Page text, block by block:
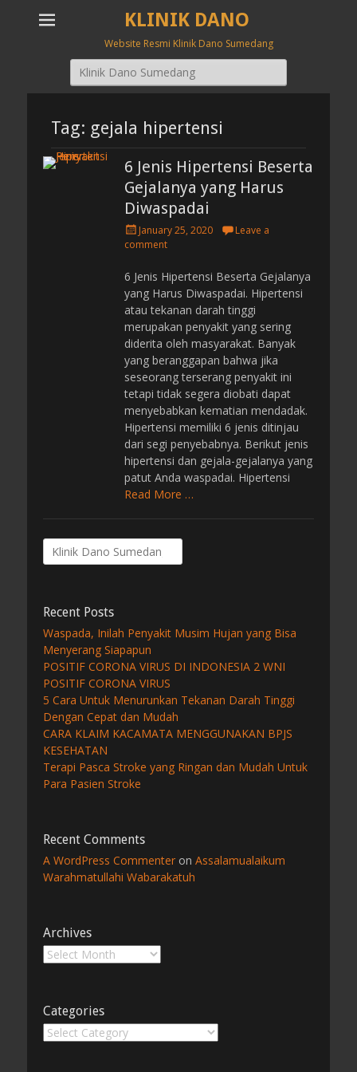
KLINIK DANO
Website Resmi Klinik Dano Sumedang
Search
for:
Tag: gejala hipertensi
6 Jenis Hipertensi Beserta
Gejalanya yang Harus
Diwaspadai
P
o
t
d
o
n
January 25, 2020
Leave a
comment
6 Jenis Hipertensi Beserta Gejalanya
yang Harus Diwaspadai. Hipertensi
atau tekanan darah tinggi
merupakan penyakit yang sering
diderita oleh masyarakat. Banyak
yang beranggapan bahwa jika
seseorang terserang penyakit ini
tetapi tidak segera diobati dapat
menyebabkan kematian mendadak.
Hipertensi memiliki 6 jenis ditinjau
dari segi penyebabnya. Berikut jenis
hipertensi dan gejala-gejalanya yang
patut Anda waspadai. Hipertensi
Read More …
Search
for:
Recent Posts
Waspada, Inilah Penyakit Musim Hujan yang Bisa
Menyerang Siapapun
POSITIF CORONA VIRUS DI INDONESIA 2 WNI
POSITIF CORONA VIRUS
5 Cara Untuk Menurunkan Tekanan Darah Tinggi
Dengan Cepat dan Mudah
CARA KLAIM KACAMATA MENGGUNAKAN BPJS
KESEHATAN
Terapi Pasca Stroke yang Ringan dan Mudah Untuk
Para Pasien Stroke
Recent Comments
A WordPress Commenter on Assalamualaikum
Warahmatullahi Wabarakatuh
Archives
Archives
Categories
Categories